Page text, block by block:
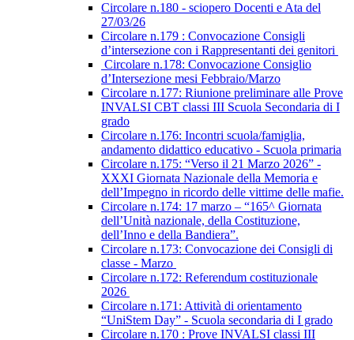
Circolare n.180 - sciopero Docenti e Ata del
27/03/26
Circolare n.179 : Convocazione Consigli
d’intersezione con i Rappresentanti dei genitori
Circolare n.178: Convocazione Consiglio
d’Intersezione mesi Febbraio/Marzo
Circolare n.177: Riunione preliminare alle Prove
INVALSI CBT classi III Scuola Secondaria di I
grado
Circolare n.176: Incontri scuola/famiglia,
andamento didattico educativo - Scuola primaria
Circolare n.175: “Verso il 21 Marzo 2026” -
XXXI Giornata Nazionale della Memoria e
dell’Impegno in ricordo delle vittime delle mafie.
Circolare n.174: 17 marzo – “165^ Giornata
dell’Unità nazionale, della Costituzione,
dell’Inno e della Bandiera”.
Circolare n.173: Convocazione dei Consigli di
classe - Marzo
Circolare n.172: Referendum costituzionale
2026
Circolare n.171: Attività di orientamento
“UniStem Day” - Scuola secondaria di I grado
Circolare n.170 : Prove INVALSI classi III